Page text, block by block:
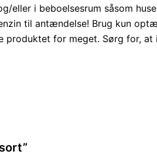
i beboelsesrum såsom
til antændelse! Brug kun
for meget. Sørg for, at